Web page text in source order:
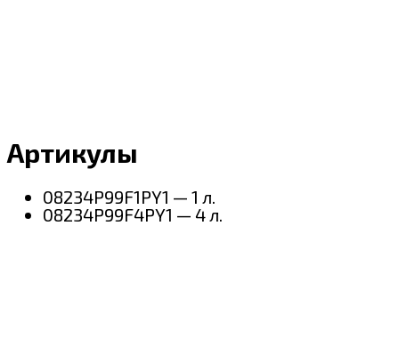
Артикулы
08234P99F1PY1 — 1 л.
08234P99F4PY1 — 4 л.